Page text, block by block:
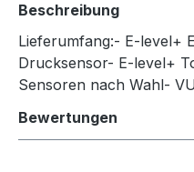
Beschreibung
Lieferumfang:- E-level+
Drucksensor- E-level+
Sensoren nach Wahl-
Bewertungen